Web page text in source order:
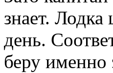
знает.
день.
беру именно